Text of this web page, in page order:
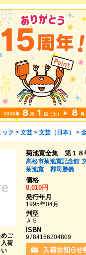
ック > 文芸> 文芸（日本） >
ご
荷
菊池寛全集 第１８
高松市菊池寛記念館
菊池寛
郡司勝義
価格
8,010円
発行年月
1995年04月
判型
Ａ５
ISBN
9784166204809